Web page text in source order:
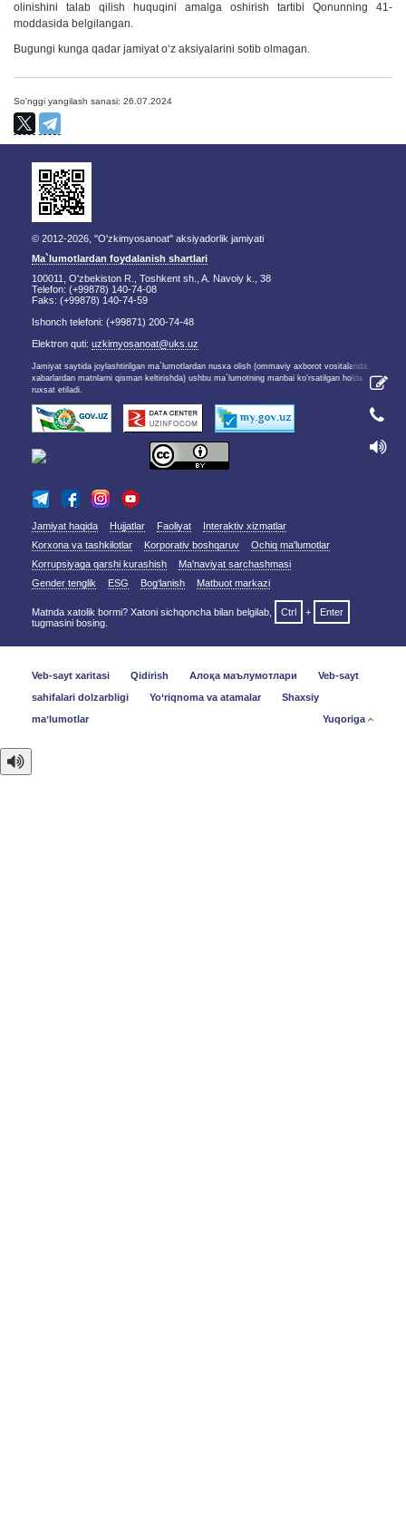
olinishini talab qilish huquqini amalga oshirish tartibi Qonunning 41-
moddasida belgilangan.
Bugungi kunga qadar jamiyat o‘z aksiyalarini sotib olmagan.
So'nggi yangilash sanasi: 26.07.2024
© 2012-2026, "O'zkimyosanoat" aksiyadorlik jamiyati
Ma`lumotlardan foydalanish shartlari
100011, O'zbekiston R., Toshkent sh., A. Navoiy k., 38
Telefon: (+99878) 140-74-08
Faks: (+99878) 140-74-59
Ishonch telefoni: (+99871) 200-74-48
Elektron quti: uzkimyosanoat@uks.uz
Jamiyat saytida joylashtirilgan ma`lumotlardan nusxa olish (ommaviy axborot vositalarida
xabarlardan matnlarni qisman keltirishda) ushbu ma`lumotning manbai ko'rsatilgan holda
ruxsat etiladi.
Jamiyat haqida Hujjatlar Faoliyat
Interaktiv xizmatlar
Korxona va tashkilotlar
Korporativ boshqaruv
Ochiq ma'lumotlar
Korrupsiyaga qarshi kurashish
Ma'naviyat sarchashmasi
Gender tenglik
ESG Bog‘lanish Matbuot markazi
Matnda xatolik bormi? Xatoni sichqoncha bilan belgilab, Ctrl +
Enter
tugmasini bosing.
Veb-sayt xaritasi Qidirish Алоқа маълумотлари
Veb-sayt
sahifalari dolzarbligi
Yo‘riqnoma va atamalar
Shaxsiy
maʼlumotlar
Yuqoriga